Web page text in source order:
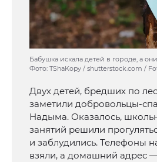
Бабушка искала детей в городе, а
Фото: TShaKopy / shutterstock.com /
Двух детей, бредших по
заметили добровольцы-
Надыма. Оказалось,
занятий решили
и заблудились. Телефоны
взяли, а домашний адрес